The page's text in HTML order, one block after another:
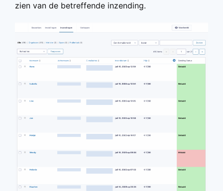
zien van de betreffende inzending.